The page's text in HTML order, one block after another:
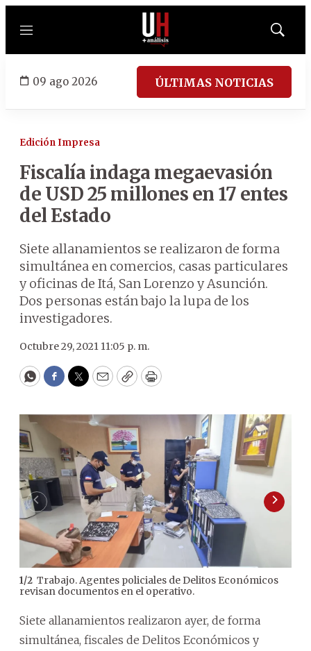
Menú
Mostrar
09 ago 2026 ÚLTIMAS NOTICIAS
Edición Impresa
Fiscalía indaga megaevasión
de USD 25 millones en 17 entes
del Estado
Siete allanamientos se realizaron de forma
simultánea en comercios, casas particulares
y oficinas de Itá, San Lorenzo y Asunción.
Dos personas están bajo la lupa de los
investigadores.
Octubre 29, 2021 11:05 p. m.
WhatsApp
Facebook
Twitter
EmailCopyPrint
1/2 Trabajo. Agentes policiales de Delitos Económicos
revisan documentos en el operativo.
Siete allanamientos realizaron ayer, de forma
simultánea, fiscales de Delitos Económicos y